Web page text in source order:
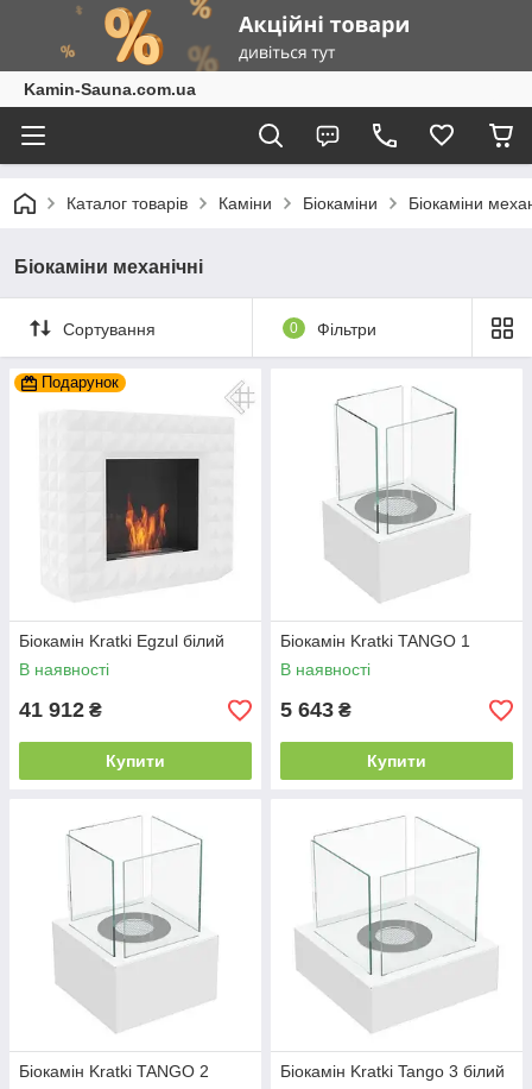
Kamin-Sauna.com.ua
Каталог товарів Каміни Біокаміни Біокаміни
Біокаміни механічні
Сортування 0 Фільтри
Подарунок
Біокамін Kratki Egzul білий
В наявності
41 912 ₴
Купити
Біокамін Kratki TANGO 1
В наявності
5 643 ₴
Купити
Біокамін Kratki TANGO 2
Біокамін Kratki Tango 3 білий